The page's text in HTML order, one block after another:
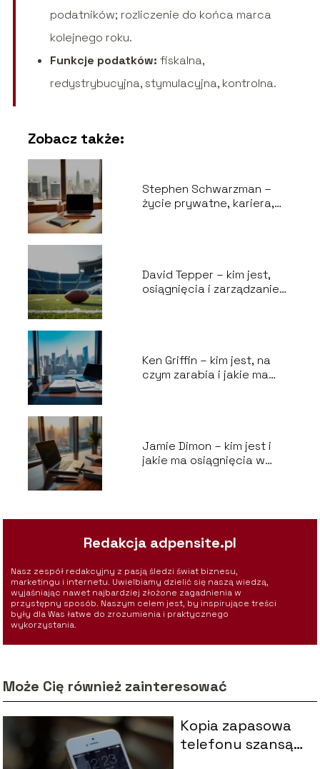
podatników; rozliczenie do końca marca
kolejnego roku.
Funkcje podatków: fiskalna,
redystrybucyjna, stymulacyjna, kontrolna.
Zobacz także:
Stephen Schwarzman –
życie prywatne, kariera,
David Tepper – kim jest,
osiągnięcia i zarządzanie
Ken Griffin – kim jest, na
czym zarabia i jakie ma
Jamie Dimon – kim jest i
jakie ma osiągnięcia w
Redakcja adpensite.pl
Nasz zespół redakcyjny z pasją śledzi świat biznesu,
marketingu i internetu. Uwielbiamy dzielić się naszą wiedzą,
wyjaśniając nawet najbardziej złożone zagadnienia w
przystępny sposób. Naszym celem jest, by inspirujące treści
były dla Was łatwe do zrozumienia i praktycznego
wykorzystania.
Może Cię również zainteresować
Kopia zapasowa
telefonu szansą